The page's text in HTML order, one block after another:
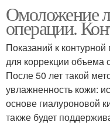
Омоложение
операции.
Показаний к контурной
для коррекции объема
После 50 лет такой
увлажненность кожи:
основе гиалуроновой
также будет